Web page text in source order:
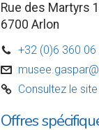
Rue des Martyrs
6700 Arlon
D +32 (0)6 360 06
v
C Consultez le
Offres